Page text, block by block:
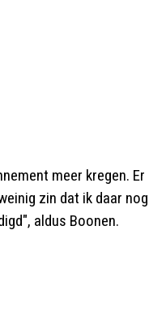
meer kregen. Er
zin dat ik daar nog
aldus Boonen.